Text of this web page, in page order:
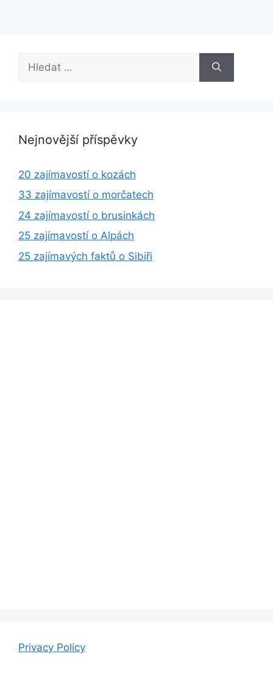
Nejnovější příspěvky
20 zajímavostí o kozách
33 zajímavostí o morčatech
24 zajímavostí o brusinkách
25 zajímavostí o Alpách
25 zajímavých faktů o Sibiři
Privacy Policy